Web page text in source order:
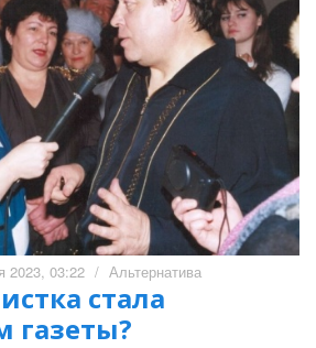
2023, 03:22 / Альтернатива
стала
газеты?